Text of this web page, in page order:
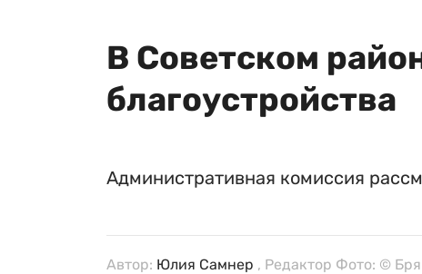
В Советском
благоустройства
Административная комиссия
Автор: Юлия Самнер , Редактор Фото: ©